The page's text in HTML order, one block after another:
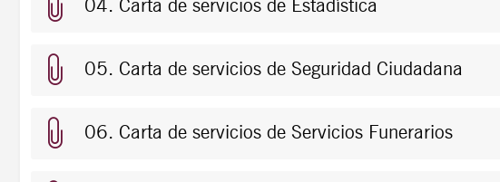
04. Carta de servicios de Estadística
05. Carta de servicios de Seguridad Ciudadana
06. Carta de servicios de Servicios Funerarios